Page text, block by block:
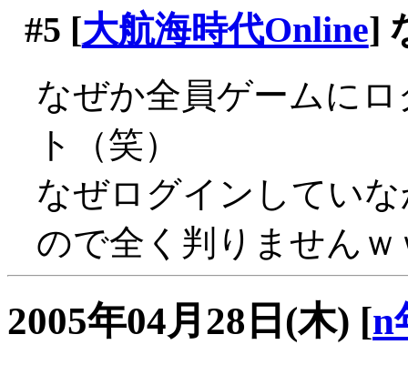
#5 [大航海時代Online]
なぜか全員ゲームに
ト（笑）
なぜログインしてい
ので全く判りませんｗ
2005年04月28日(木) [n